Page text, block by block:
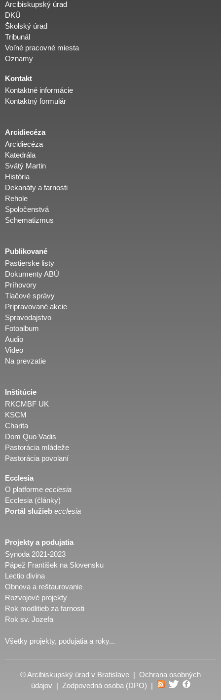
Arcibiskupský úrad
DKÚ
Školský úrad
Tribunál
Voľné pracovné miesta
Oznamy
Kontakt
Kontaktné informácie
Kontaktný formulár
Arcidiecéza
Arcidiecéza
Katedrála
Svätý Martin
História
Dekanáty a farnosti
Rehole
Spoločenstvá
Schematizmus
Publikované
Pastierske listy
Dokumenty ABÚ
Príhovory
Tlačové správy
Pripravované akcie
Spravodajstvo
Fotoalbum
Audio
Video
Na prevzatie
Inštitúcie
RKCMBF UK
KSCM
Charita
Dom Quo Vadis
Pastorácia mládeže
Pastorácia povolaní
Ecclesia
O platforme ecclesia
Ecclesia (články)
Portál služieb ecclesia
Projekty a podujatia
Synoda 2021-2023
Pápež František na Slovensku
Lectio divina
Obnova a reštaurovanie
Rozvojové projekty
Rok modlitieb za farnosti
Rok sv. Jozefa
Všetky projekty, podujatia a roky...
© Arcibiskupský úrad v Bratislave | Ochrana osobných
údajov| Zodpovedná osoba (DPO)